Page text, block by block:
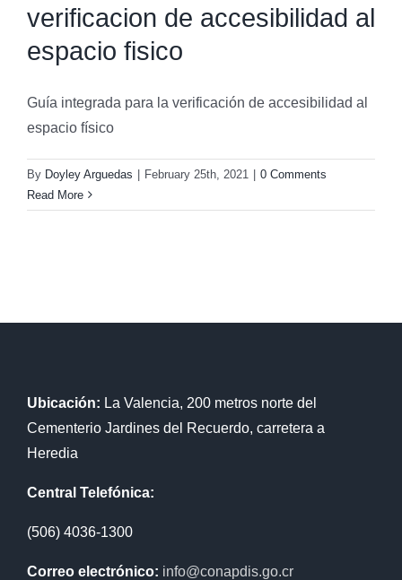
verificacion de accesibilidad al
espacio fisico
Guía integrada para la verificación de accesibilidad al
espacio físico
By Doyley Arguedas February 25th, 2021
0 Comments
Read More
Ubicación: La Valencia, 200 metros norte del
Cementerio Jardines del Recuerdo, carretera a
Heredia
Central Telefónica:
(506) 4036-1300
Correo electrónico: info@conapdis.go.cr